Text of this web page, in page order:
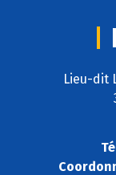
Lieu-dit